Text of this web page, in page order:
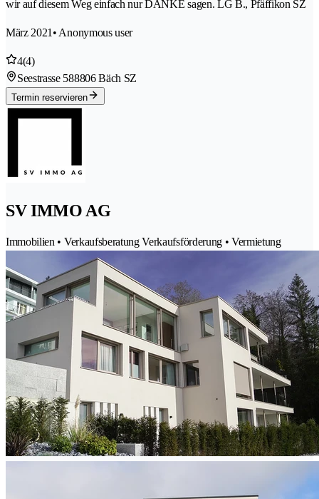
wir auf diesem Weg einfach nur DANKE sagen. LG B., Pfäffikon SZ
März 2021 • Anonymous user
4(4)
Seestrasse 588806 Bäch SZ
Termin reservieren
SV IMMO AG
Immobilien • Verkaufsberatung Verkaufsförderung • Vermietung